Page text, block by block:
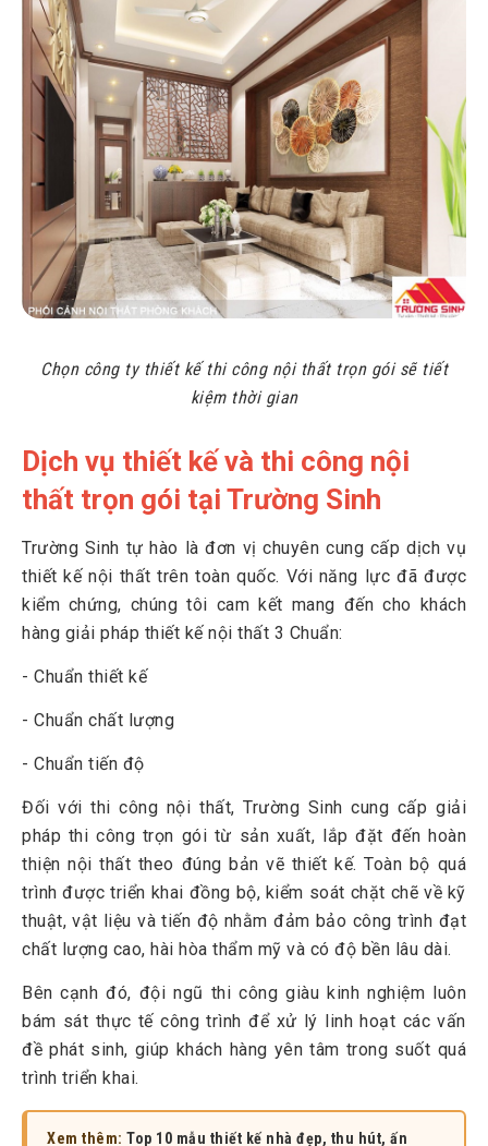
Chọn công ty thiết kế thi công nội thất trọn gói sẽ tiết
kiệm thời gian
Dịch vụ thiết kế và thi công nội
thất trọn gói tại Trường Sinh
Trường Sinh tự hào là đơn vị chuyên cung cấp dịch vụ
thiết kế nội thất trên toàn quốc. Với năng lực đã được
kiểm chứng, chúng tôi cam kết mang đến cho khách
hàng giải pháp thiết kế nội thất 3 Chuẩn:
- Chuẩn thiết kế
- Chuẩn chất lượng
- Chuẩn tiến độ
Đối với thi công nội thất, Trường Sinh cung cấp giải
pháp thi công trọn gói từ sản xuất, lắp đặt đến hoàn
thiện nội thất theo đúng bản vẽ thiết kế. Toàn bộ quá
trình được triển khai đồng bộ, kiểm soát chặt chẽ về kỹ
thuật, vật liệu và tiến độ nhằm đảm bảo công trình đạt
chất lượng cao, hài hòa thẩm mỹ và có độ bền lâu dài.
Bên cạnh đó, đội ngũ thi công giàu kinh nghiệm luôn
bám sát thực tế công trình để xử lý linh hoạt các vấn
đề phát sinh, giúp khách hàng yên tâm trong suốt quá
trình triển khai.
Xem thêm: Top 10 mẫu thiết kế nhà đẹp, thu hút, ấn